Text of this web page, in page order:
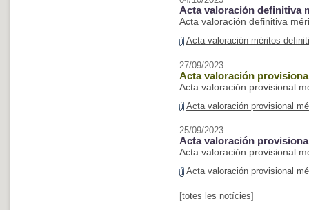
Acta valoración definitiva
Acta valoración definitiva
Acta valoración méritos
27/09/2023
Acta valoración
Acta valoración provisional
Acta valoración provisional
25/09/2023
Acta valoración
Acta valoración provisional
Acta valoración provisional
[totes les notícies]